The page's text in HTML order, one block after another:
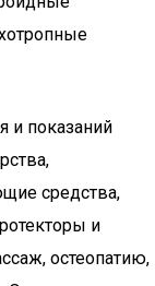
и показаний
средства,
и
остеопатию,